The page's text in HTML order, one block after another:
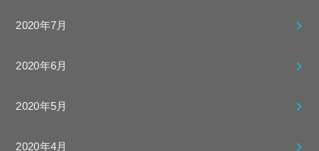
2020年7月
2020年6月
2020年5月
2020年4月